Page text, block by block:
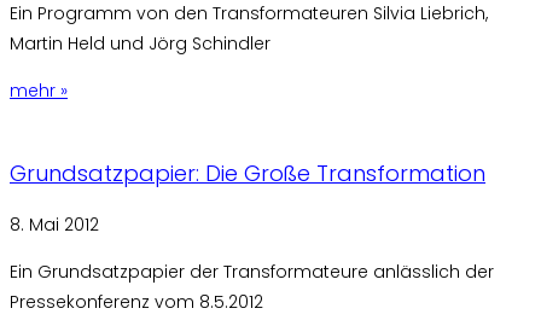
Ein Programm von den Transformateuren Silvia Liebrich,
Martin Held und Jörg Schindler
mehr »
Grundsatzpapier: Die Große Transformation
8. Mai 2012
Ein Grundsatzpapier der Transformateure anlässlich der
Pressekonferenz vom 8.5.2012